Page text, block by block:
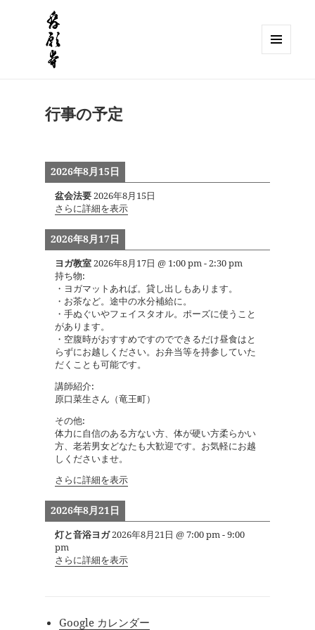
行事の予定
2026年8月15日
盆会法要2026年8月15日
さらに詳細を表示
2026年8月17日
ヨガ教室2026年8月17日 @ 1:00 pm-2:30 pm
持ち物:
・ヨガマットあれば。貸し出しもあります。
・お茶など。途中の水分補給に。
・手ぬぐいやフェイスタオル。ポーズに使うこと
があります。
・空腹時がおすすめですのでできるだけ昼食はと
らずにお越しください。お弁当等を持参していた
だくことも可能です。
講師紹介:
原口菜生さん（竜王町）
その他:
体力に自信のある方ない方、体が硬い方柔らかい
方、老若男女どなたも大歓迎です。お気軽にお越
しくださいませ。
さらに詳細を表示
2026年8月21日
灯と音浴ヨガ2026年8月21日 @7:00 pm-9:00
pm
さらに詳細を表示
Google カレンダー